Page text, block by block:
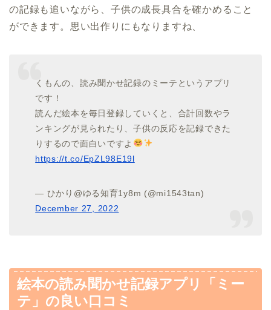
の記録も追いながら、子供の成長具合を確かめること
ができます。思い出作りにもなりますね、
くもんの、読み聞かせ記録のミーテというアプリ
です！
読んだ絵本を毎日登録していくと、合計回数やラ
ンキングが見られたり、子供の反応を記録できた
りするので面白いですよ
https://t.co/EpZL98E19l
— ひかり@ゆる知育1y8m (@mi1543tan)
December 27, 2022
絵本の読み聞かせ記録アプリ「ミー
テ」の良い口コミ